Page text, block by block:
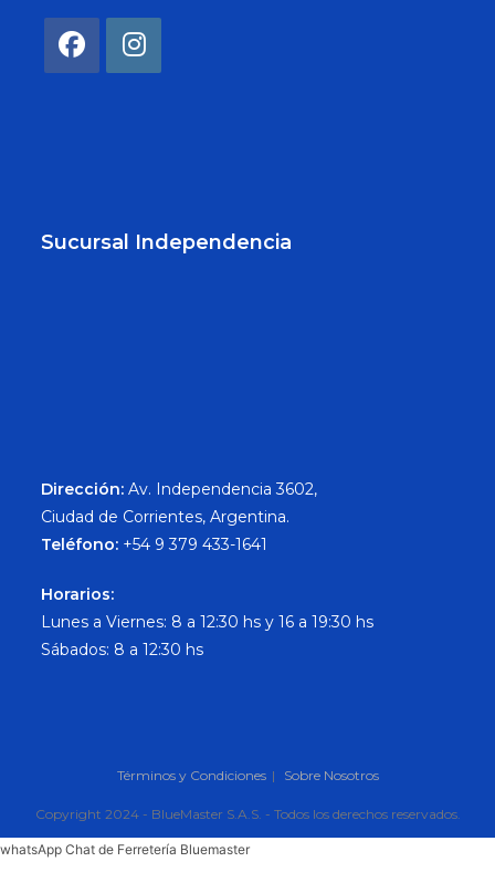
Sucursal Independencia
Dirección: Av. Independencia 3602,
Ciudad de Corrientes, Argentina.
Teléfono: +54 9 379 433-1641
Horarios:
Lunes a Viernes: 8 a 12:30 hs y 16 a 19:30 hs
Sábados: 8 a 12:30 hs
Términos y Condiciones Sobre Nosotros
Copyright 2024 - BlueMaster S.A.S. - Todos los derechos reservados.
whatsApp Chat de Ferretería Bluemaster